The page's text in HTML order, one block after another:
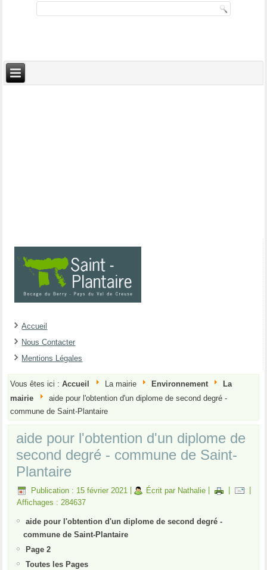
Accueil
Nous Contacter
Mentions Légales
Vous êtes ici :Accueil La mairie Environnement
La
mairie
aide pour l'obtention d'un diplome de second degré -
commune de Saint-Plantaire
aide pour l'obtention d'un diplome de
second degré - commune de Saint-
Plantaire
Publication : 15 février 2021 Écrit par Nathalie
Affichages : 284637
aide pour l'obtention d'un diplome de second degré -
commune de Saint-Plantaire
Page 2
Toutes les Pages